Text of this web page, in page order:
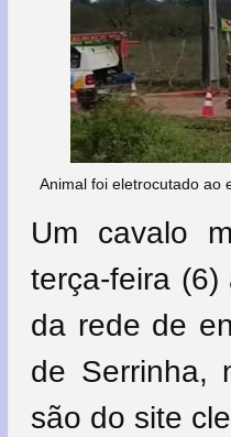
Animal foi eletrocutado ao
Um cavalo
terça-feira
da rede de
de Serrinha,
são do site